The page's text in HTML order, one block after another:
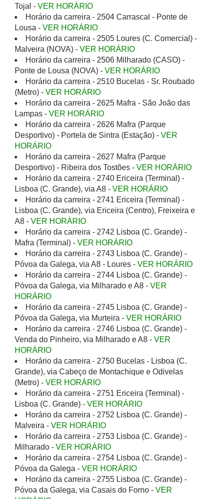
Tojal - VER HORÁRIO
Horário da carreira - 2504 Carrascal - Ponte de
Lousa - VER HORÁRIO
Horário da carreira - 2505 Loures (C. Comercial) -
Malveira (NOVA) - VER HORÁRIO
Horário da carreira - 2506 Milharado (CASO) -
Ponte de Lousa (NOVA) - VER HORÁRIO
Horário da carreira - 2510 Bucelas - Sr. Roubado
(Metro) - VER HORÁRIO
Horário da carreira - 2625 Mafra - São João das
Lampas - VER HORÁRIO
Horário da carreira - 2626 Mafra (Parque
Desportivo) - Portela de Sintra (Estação) - VER
HORÁRIO
Horário da carreira - 2627 Mafra (Parque
Desportivo) - Ribeira dos Tostões - VER HORÁRIO
Horário da carreira - 2740 Ericeira (Terminal) -
Lisboa (C. Grande), via A8 - VER HORÁRIO
Horário da carreira - 2741 Ericeira (Terminal) -
Lisboa (C. Grande), via Ericeira (Centro), Freixeira e
A8 - VER HORÁRIO
Horário da carreira - 2742 Lisboa (C. Grande) -
Mafra (Terminal) - VER HORÁRIO
Horário da carreira - 2743 Lisboa (C. Grande) -
Póvoa da Galega, via A8 - Loures - VER HORÁRIO
Horário da carreira - 2744 Lisboa (C. Grande) -
Póvoa da Galega, via Milharado e A8 - VER
HORÁRIO
Horário da carreira - 2745 Lisboa (C. Grande) -
Póvoa da Galega, via Murteira - VER HORÁRIO
Horário da carreira - 2746 Lisboa (C. Grande) -
Venda do Pinheiro, via Milharado e A8 - VER
HORÁRIO
Horário da carreira - 2750 Bucelas - Lisboa (C.
Grande), via Cabeço de Montachique e Odivelas
(Metro) - VER HORÁRIO
Horário da carreira - 2751 Ericeira (Terminal) -
Lisboa (C. Grande) - VER HORÁRIO
Horário da carreira - 2752 Lisboa (C. Grande) -
Malveira - VER HORÁRIO
Horário da carreira - 2753 Lisboa (C. Grande) -
Milharado - VER HORÁRIO
Horário da carreira - 2754 Lisboa (C. Grande) -
Póvoa da Galega - VER HORÁRIO
Horário da carreira - 2755 Lisboa (C. Grande) -
Póvoa da Galega, via Casais do Forno - VER